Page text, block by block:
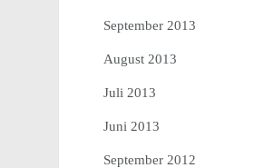
September 2013
August 2013
Juli 2013
Juni 2013
September 2012